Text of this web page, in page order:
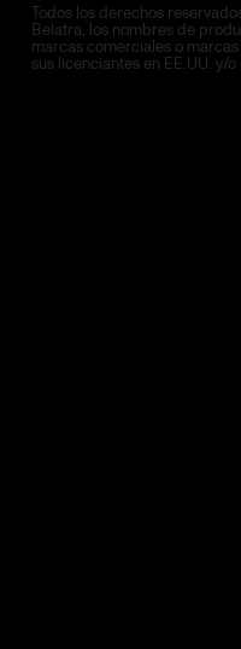
Todos los derechos
Belatra, los nombres de
marcas comerciales o
sus licenciantes en EE.UU. y/